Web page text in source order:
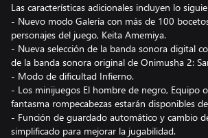
Las características adicionales incluyen lo
- Nuevo modo Galería con más de 100
personajes del juego, Keita Amemiya.
- Nueva selección de la banda sonora digital
de la banda sonora original de Onimusha 2:
- Modo de dificultad Infierno.
- Los minijuegos El hombre de negro, Equipo
fantasma rompecabezas estarán disponibles
- Función de guardado automático y cambio
simplificado para mejorar la jugabilidad.